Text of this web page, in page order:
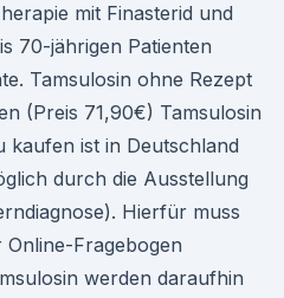
mit Finasterid und
70-jährigen Patienten
Tamsulosin ohne Rezept
(Preis 71,90€) Tamsulosin
kaufen ist in Deutschland
durch die Ausstellung
Hierfür muss
Fragebogen
werden daraufhin